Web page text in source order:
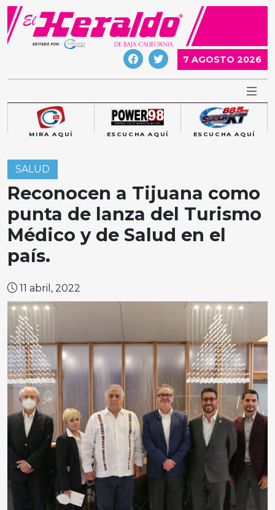
Skip
content
7 AGOSTO 2026
MIRA AQUÍ ESCUCHA AQUÍ ESCUCHA AQUÍ
SALUD
Reconocen a Tijuana como
punta de lanza del Turismo
Médico y de Salud en el
país.
11 abril, 2022